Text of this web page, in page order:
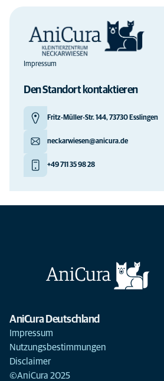
Impressum
Den Standort kontaktieren
Fritz-Müller-Str. 144, 73730 Esslingen
neckarwiesen@anicura.de
+49 711 35 98 28
AniCura Deutschland
Impressum
Nutzungsbestimmungen
Disclaimer
©AniCura 2025